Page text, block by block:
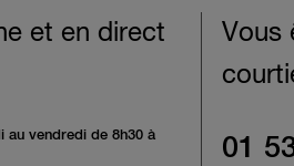
et en direct
au vendredi de 8h30 à
Vous
01